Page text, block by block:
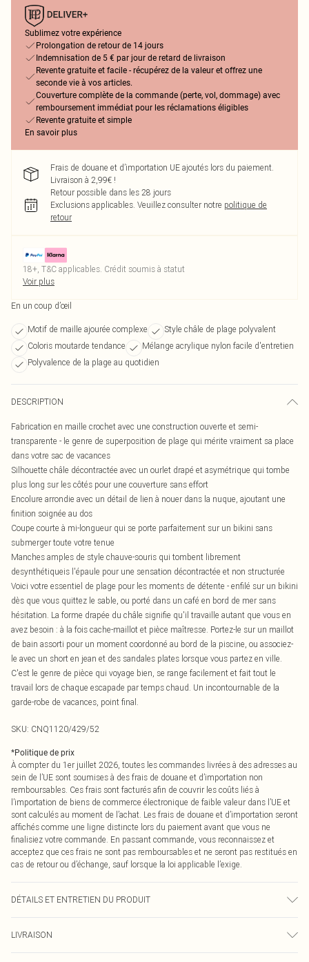
Sublimez votre expérience
Prolongation de retour de 14 jours
Indemnisation de 5 € par jour de retard de livraison
Revente gratuite et facile - récupérez de la valeur et offrez une
seconde vie à vos articles.
Couverture complète de la commande (perte, vol, dommage) avec
remboursement immédiat pour les réclamations éligibles
Revente gratuite et simple
En savoir plus
Frais de douane et d’importation UE ajoutés lors du paiement.
Livraison à 2,99€ !
Retour possible dans les 28 jours
Exclusions applicables. Veuillez consulter notre politique de
retour
18+, T&C applicables. Crédit soumis à statut
Voir plus
En un coup d’œil
Motif de maille ajourée complexe
Style châle de plage polyvalent
Coloris moutarde tendance
Mélange acrylique nylon facile d'entretien
Polyvalence de la plage au quotidien
DESCRIPTION
Fabrication en maille crochet avec une construction ouverte et semi-
transparente - le genre de superposition de plage qui mérite vraiment sa place
dans votre sac de vacances
Silhouette châle décontractée avec un ourlet drapé et asymétrique qui tombe
plus long sur les côtés pour une couverture sans effort
Encolure arrondie avec un détail de lien à nouer dans la nuque, ajoutant une
finition soignée au dos
Coupe courte à mi-longueur qui se porte parfaitement sur un bikini sans
submerger toute votre tenue
Manches amples de style chauve-souris qui tombent librement
desynthétiqueis l'épaule pour une sensation décontractée et non structurée
Voici votre essentiel de plage pour les moments de détente - enfilé sur un bikini
dès que vous quittez le sable, ou porté dans un café en bord de mer sans
hésitation. La forme drapée du châle signifie qu'il travaille autant que vous en
avez besoin : à la fois cache-maillot et pièce maîtresse. Portez-le sur un maillot
de bain assorti pour un moment coordonné au bord de la piscine, ou associez-
le avec un short en jean et des sandales plates lorsque vous partez en ville.
C'est le genre de pièce qui voyage bien, se range facilement et fait tout le
travail lors de chaque escapade par temps chaud. Un incontournable de la
garde-robe de vacances, point final.
SKU: CNQ1120/429/52
*Politique de prix
À compter du 1er juillet 2026, toutes les commandes livrées à des adresses au
sein de l’UE sont soumises à des frais de douane et d’importation non
remboursables. Ces frais sont facturés afin de couvrir les coûts liés à
l’importation de biens de commerce électronique de faible valeur dans l’UE et
sont calculés au moment de l’achat. Les frais de douane et d’importation seront
affichés comme une ligne distincte lors du paiement avant que vous ne
finalisiez votre commande. En passant commande, vous reconnaissez et
acceptez que ces frais ne sont pas remboursables et ne seront pas restitués en
cas de retour ou d’échange, sauf lorsque la loi applicable l’exige.
DÉTAILS ET ENTRETIEN DU PRODUIT
peut déteindre.
LIVRAISON